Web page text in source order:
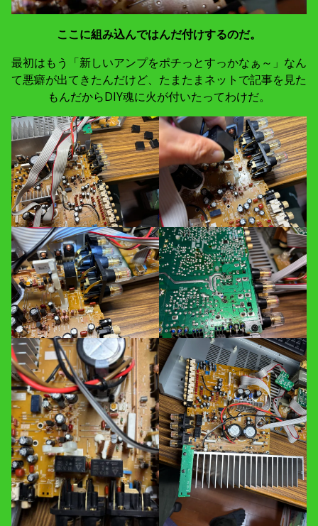
ここに組み込んではんだ付けするのだ。
最初はもう「新しいアンプをポチっとすっかなぁ～」なん
て悪癖が出てきたんだけど、たまたまネットで記事を見た
もんだからDIY魂に火が付いたってわけだ。